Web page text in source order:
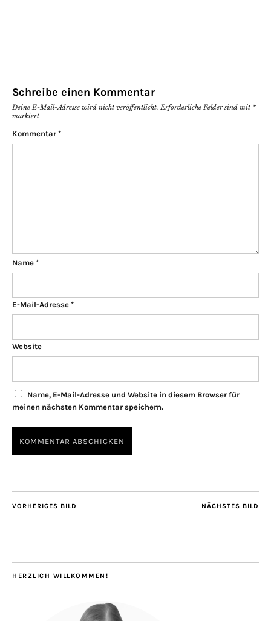
Schreibe einen Kommentar
Deine E-Mail-Adresse wird nicht veröffentlicht. Erforderliche Felder sind mit *
markiert
Kommentar *
Name *
E-Mail-Adresse *
Website
Name, E-Mail-Adresse und Website in diesem Browser für
meinen nächsten Kommentar speichern.
NÄCHSTES BILD
VORHERIGES BILD
HERZLICH WILLKOMMEN!